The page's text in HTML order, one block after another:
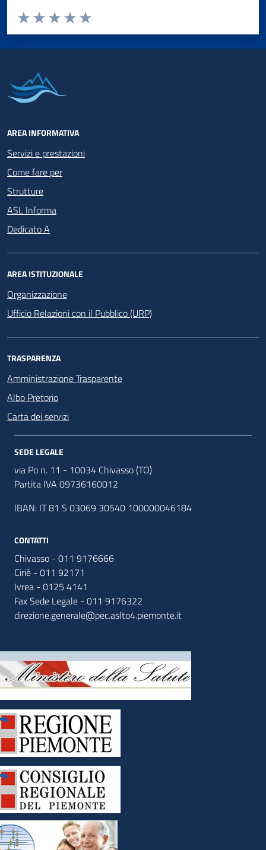
Valuta da 1 a 5 stelle la pagina
Valuta 5 stelle su 5
Valuta 4 stelle su 5
Valuta 3 stelle su 5
Valuta 2 stelle su 5
Valuta 1 stelle su 5
AREA INFORMATIVA
Servizi e prestazioni
Come fare per
Strutture
ASL Informa
Dedicato A
AREA ISTITUZIONALE
Organizzazione
Ufficio Relazioni con il Pubblico (URP)
TRASPARENZA
Amministrazione Trasparente
Albo Pretorio
Carta dei servizi
SEDE LEGALE
via Po n. 11 - 10034 Chivasso (TO)
Partita IVA 09736160012
IBAN: IT 81 S 03069 30540 100000046184
CONTATTI
Chivasso - 011 9176666
Ciriè - 011 92171
Ivrea - 0125 4141
Fax Sede Legale - 011 9176322
direzione.generale@pec.aslto4.piemonte.it